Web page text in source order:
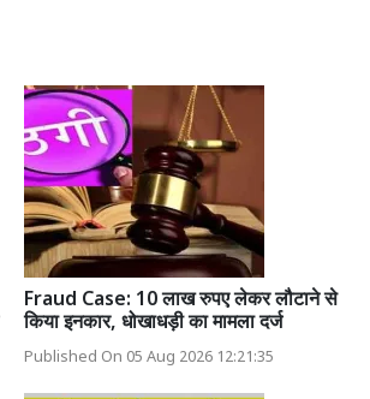
Fraud Case: 10 लाख रुपए लेकर लौटाने से
किया इनकार, धोखाधड़ी का मामला दर्ज
Published On 05 Aug 2026 12:21:35